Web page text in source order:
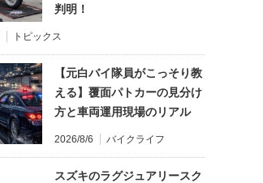
判明！
トピックス
【元白バイ隊員がこっそり教
える】覆面パトカーの見分け
方と車両運用現場のリアル
2026/8/6 バイクライフ
スズキのラグジュアリースク